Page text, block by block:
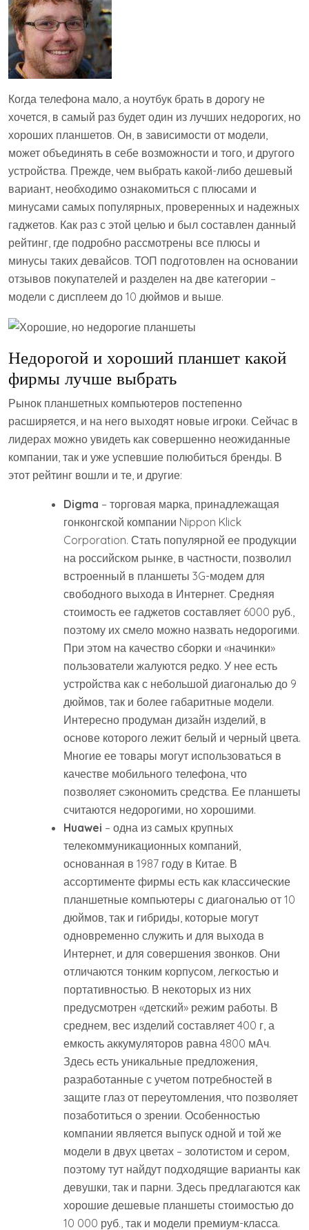
Когда телефона мало, а ноутбук брать в дорогу не
хочется, в самый раз будет один из лучших недорогих, но
хороших планшетов. Он, в зависимости от модели,
может объединять в себе возможности и того, и другого
устройства. Прежде, чем выбрать какой-либо дешевый
вариант, необходимо ознакомиться с плюсами и
минусами самых популярных, проверенных и надежных
гаджетов. Как раз с этой целью и был составлен данный
рейтинг, где подробно рассмотрены все плюсы и
минусы таких девайсов. ТОП подготовлен на основании
отзывов покупателей и разделен на две категории –
модели с дисплеем до 10 дюймов и выше.
Недорогой и хороший планшет какой
фирмы лучше выбрать
Рынок планшетных компьютеров постепенно
расширяется, и на него выходят новые игроки. Сейчас в
лидерах можно увидеть как совершенно неожиданные
компании, так и уже успевшие полюбиться бренды. В
этот рейтинг вошли и те, и другие:
Digma – торговая марка, принадлежащая
гонконгской компании Nippon Klick
Corporation. Стать популярной ее продукции
на российском рынке, в частности, позволил
встроенный в планшеты 3G-модем для
свободного выхода в Интернет. Средняя
стоимость ее гаджетов составляет 6000 руб.,
поэтому их смело можно назвать недорогими.
При этом на качество сборки и «начинки»
пользователи жалуются редко. У нее есть
устройства как с небольшой диагональю до 9
дюймов, так и более габаритные модели.
Интересно продуман дизайн изделий, в
основе которого лежит белый и черный цвета.
Многие ее товары могут использоваться в
качестве мобильного телефона, что
позволяет сэкономить средства. Ее планшеты
считаются недорогими, но хорошими.
Huawei – одна из самых крупных
телекоммуникационных компаний,
основанная в 1987 году в Китае. В
ассортименте фирмы есть как классические
планшетные компьютеры с диагональю от 10
дюймов, так и гибриды, которые могут
одновременно служить и для выхода в
Интернет, и для совершения звонков. Они
отличаются тонким корпусом, легкостью и
портативностью. В некоторых из них
предусмотрен «детский» режим работы. В
среднем, вес изделий составляет 400 г, а
емкость аккумуляторов равна 4800 мАч.
Здесь есть уникальные предложения,
разработанные с учетом потребностей в
защите глаз от переутомления, что позволяет
позаботиться о зрении. Особенностью
компании является выпуск одной и той же
модели в двух цветах – золотистом и сером,
поэтому тут найдут подходящие варианты как
девушки, так и парни. Здесь предлагаются как
хорошие дешевые планшеты стоимостью до
10 000 руб., так и модели премиум-класса.